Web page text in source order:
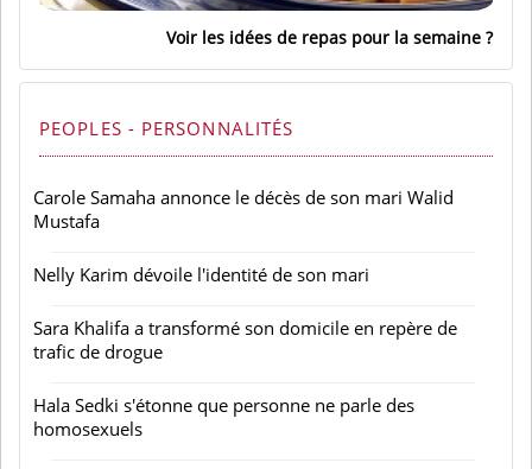
Voir les idées de repas pour la semaine
PEOPLES - PERSONNALITÉS
Carole Samaha annonce le décès de son mari Walid
Mustafa
Nelly Karim dévoile l'identité de son mari
Sara Khalifa a transformé son domicile en repère de
trafic de drogue
Hala Sedki s'étonne que personne ne parle des
homosexuels